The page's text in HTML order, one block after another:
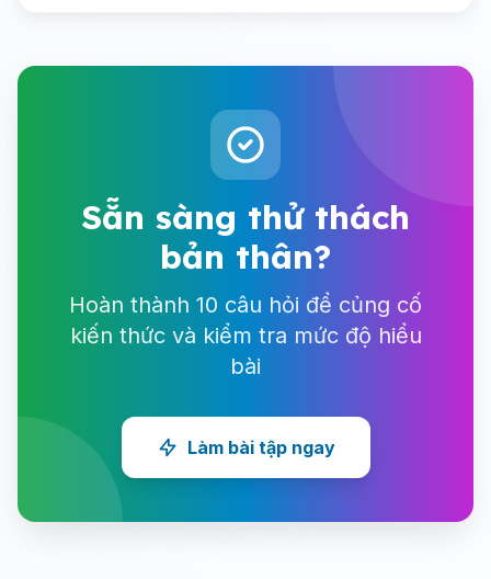
Sẵn sàng thử thách
bản thân?
Hoàn thành 10 câu hỏi để củng cố
kiến thức và kiểm tra mức độ hiểu
bài
Làm bài tập ngay